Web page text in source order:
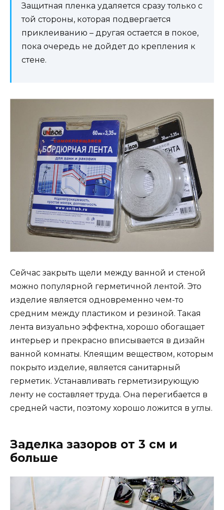
Защитная пленка удаляется сразу только с
той стороны, которая подвергается
приклеиванию – другая остается в покое,
пока очередь не дойдет до крепления к
стене.
Сейчас закрыть щели между ванной и стеной
можно популярной герметичной лентой. Это
изделие является одновременно чем-то
средним между пластиком и резиной. Такая
лента визуально эффектна, хорошо обогащает
интерьер и прекрасно вписывается в дизайн
ванной комнаты. Клеящим веществом, которым
покрыто изделие, является санитарный
герметик. Устанавливать герметизирующую
ленту не составляет труда. Она перегибается в
средней части, поэтому хорошо ложится в углы.
Заделка зазоров от 3 см и
больше